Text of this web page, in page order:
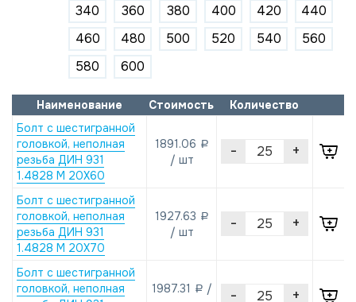
340
360 380 400 420
440
460
480 500 520 540
560
580
600
Наименование Стоимость
Количество
Болт с шестигранной
головкой, неполная
резьба ДИН 931
1.4828 M 20X60
1891.06 a
/ шт - +
Болт с шестигранной
головкой, неполная
резьба ДИН 931
1.4828 M 20X70
1927.63 a
/ шт - +
Болт с шестигранной
головкой, неполная
1987.31 a /
- +